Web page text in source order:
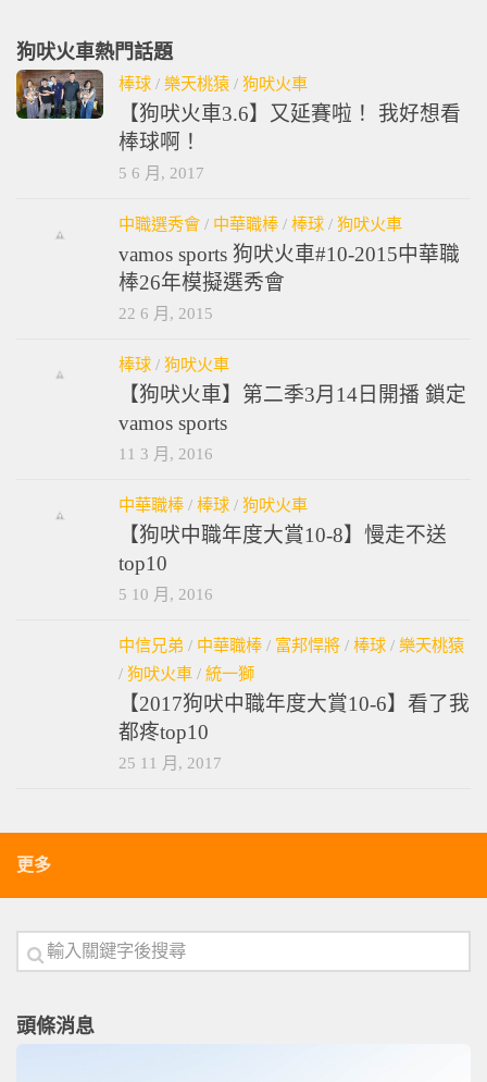
狗吠火車熱門話題
棒球 / 樂天桃猿 / 狗吠火車
【狗吠火車3.6】又延賽啦！ 我好想看
棒球啊！
5 6 月, 2017
中職選秀會 / 中華職棒 / 棒球 / 狗吠火車
vamos sports 狗吠火車#10-2015中華職
棒26年模擬選秀會
22 6 月, 2015
棒球 / 狗吠火車
【狗吠火車】第二季3月14日開播 鎖定
vamos sports
11 3 月, 2016
中華職棒 / 棒球 / 狗吠火車
【狗吠中職年度大賞10-8】慢走不送
top10
5 10 月, 2016
中信兄弟 / 中華職棒 / 富邦悍將 / 棒球 / 樂天桃猿
/ 狗吠火車 / 統一獅
【2017狗吠中職年度大賞10-6】看了我
都疼top10
25 11 月, 2017
更多
頭條消息